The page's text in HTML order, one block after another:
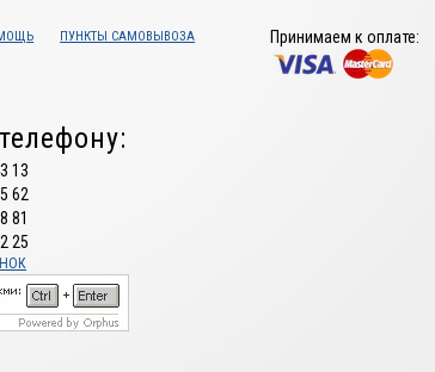
ПУНКТЫ САМОВЫВОЗА
13
62
81
25
Принимаем к оплате: